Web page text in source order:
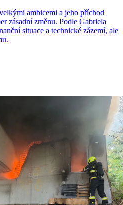
ambicemi a jeho příchod
zásadní změnu. Podle Gabriela
situace a technické zázemí, ale